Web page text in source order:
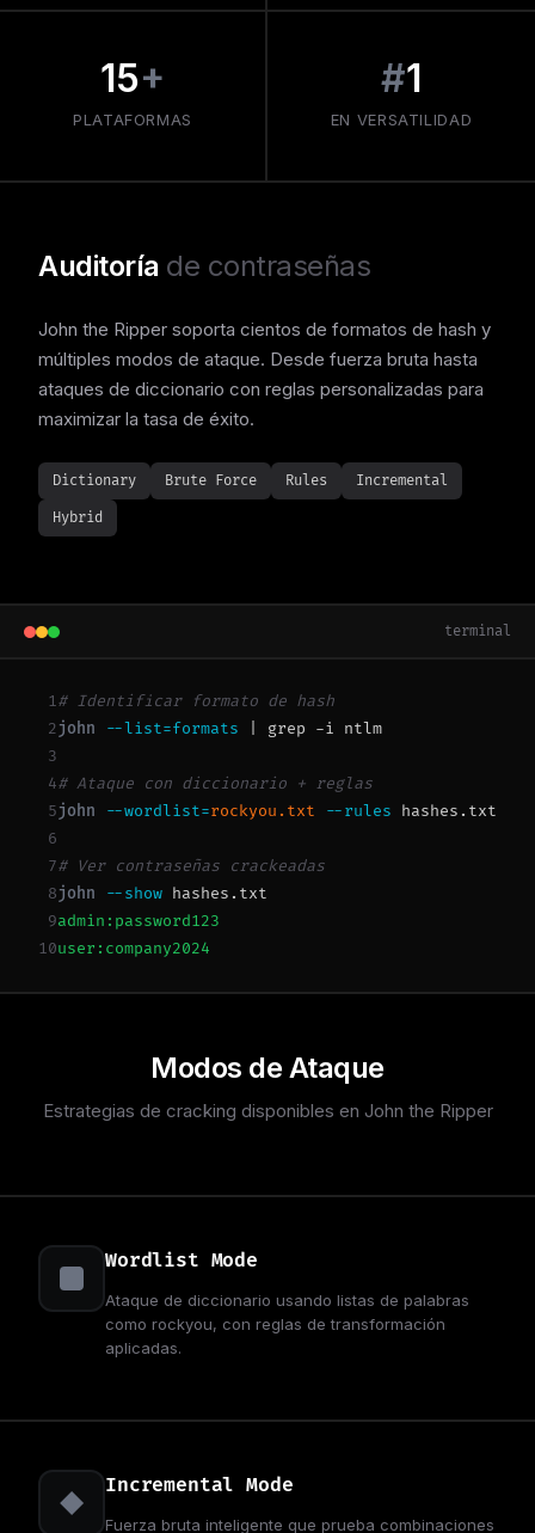
15+
PLATAFORMAS
#1
EN VERSATILIDAD
Auditoría de contraseñas
John the Ripper soporta cientos de formatos de hash y
múltiples modos de ataque. Desde fuerza bruta hasta
ataques de diccionario con reglas personalizadas para
maximizar la tasa de éxito.
Dictionary Brute Force Rules Incremental
Hybrid
terminal
1# Identificar formato de hash
2john --list=formats | grep -i ntlm
3
4# Ataque con diccionario + reglas
5john --wordlist=rockyou.txt --rules hashes.txt
6
7# Ver contraseñas crackeadas
8john --show hashes.txt
9admin:password123
10user:company2024
Modos de Ataque
Estrategias de cracking disponibles en John the Ripper
Wordlist Mode
Ataque de diccionario usando listas de palabras
como rockyou, con reglas de transformación
aplicadas.
Incremental Mode
Fuerza bruta inteligente que prueba combinaciones